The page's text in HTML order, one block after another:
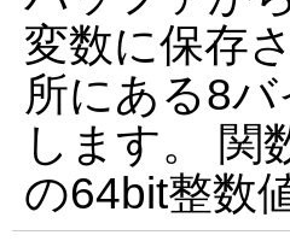
変数に保存
所にある8
します。 関
の64bit整数